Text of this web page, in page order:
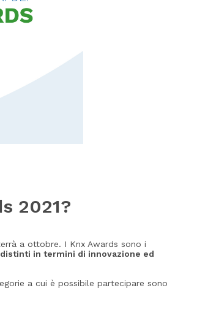
2021?
a ottobre. I Knx Awards sono i
in termini di innovazione ed
a cui è possibile partecipare sono